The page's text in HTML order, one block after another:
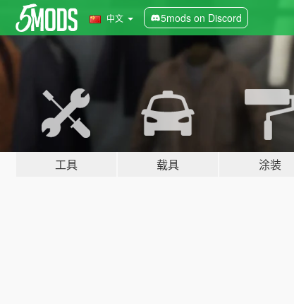
中文 5mods on Discord
工具 载具 涂装